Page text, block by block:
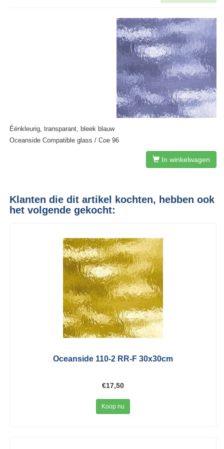
Éénkleurig, transparant, bleek blauw
Oceanside Compatible glass / Coe 96
In winkelwagen
Klanten die dit artikel kochten, hebben ook
het volgende gekocht:
Oceanside 110-2 RR-F 30x30cm
€17,50
Koop nu